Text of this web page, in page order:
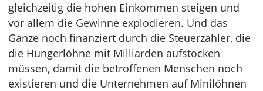
gleichzeitig die hohen Einkommen steigen und
vor allem die Gewinne explodieren. Und das
Ganze noch finanziert durch die Steuerzahler, die
die Hungerlöhne mit Milliarden aufstocken
müssen, damit die betroffenen Menschen noch
existieren und die Unternehmen auf Minilöhnen